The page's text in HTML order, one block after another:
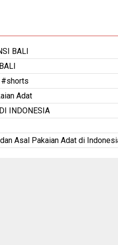
BALI
Adat
INDONESIA
Asal Pakaian Adat di